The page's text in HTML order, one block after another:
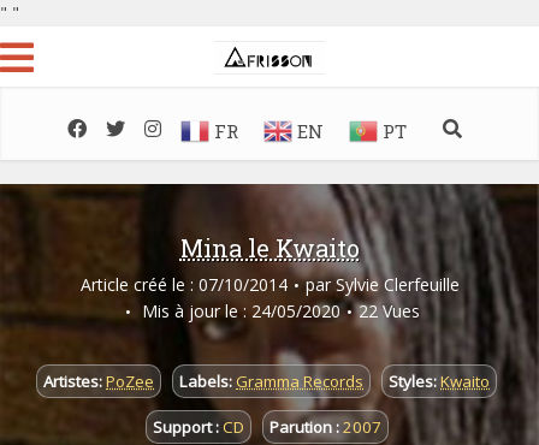
" "
FR EN PT
Mina le Kwaito
Article créé le : 07/10/2014 par Sylvie Clerfeuille
Mis à jour le : 24/05/2020
22 Vues
Artistes:PoZee Labels: Gramma Records Styles:Kwaito
Support :CD Parution :2007